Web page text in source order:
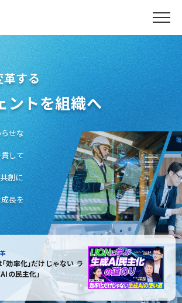
革する
ントを組織へ
せな
して
創に
長を
効率化｣だけじゃない ラ
の民主化｣